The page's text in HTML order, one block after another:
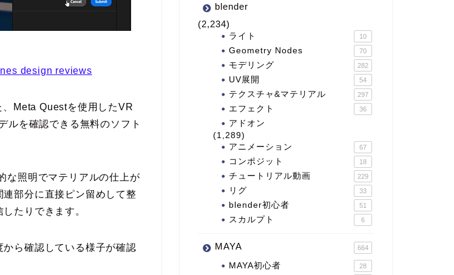
design reviews
Meta Questを使用したVR
ルを確認できる無料のソフト
な照明でマテリアルの仕上が
部分に直接ピン留めして整
たりできます。
ら確認している様子が確認
blender
(2,234)
ライト 10
Geometry Nodes 70
モデリング 282
UV展開 54
テクスチャ&マテリアル 297
エフェクト 36
アドオン
(1,289)
アニメーション
67
コンポジット 18
チュートリアル動画 229
リグ 33
blender初心者 51
スカルプト 6
MAYA 664
MAYA初心者 28